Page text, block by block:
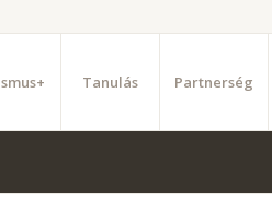
Tanulás Partnerség